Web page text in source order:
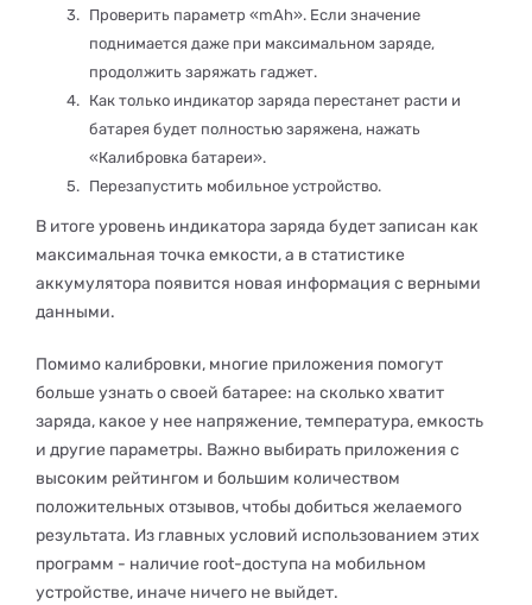
Проверить параметр «mAh». Если значение
поднимается даже при максимальном заряде,
продолжить заряжать гаджет.
Как только индикатор заряда перестанет расти и
батарея будет полностью заряжена, нажать
«Калибровка батареи».
Перезапустить мобильное устройство.
В итоге уровень индикатора заряда будет записан как
максимальная точка емкости, а в статистике
аккумулятора появится новая информация с верными
данными.
Помимо калибровки, многие приложения помогут
больше узнать о своей батарее: на сколько хватит
заряда, какое у нее напряжение, температура, емкость
и другие параметры. Важно выбирать приложения с
высоким рейтингом и большим количеством
положительных отзывов, чтобы добиться желаемого
результата. Из главных условий использованием этих
программ - наличие root-доступа на мобильном
устройстве, иначе ничего не выйдет.